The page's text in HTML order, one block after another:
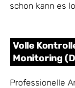
schon kann es
Volle
Monitoring
Professionelle